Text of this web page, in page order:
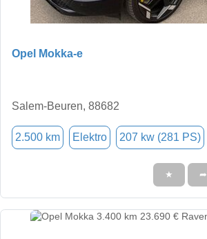
Opel Mokka-e
Salem-Beuren, 88682
2.500 km Elektro 207 kw (281 PS)
★ ➦